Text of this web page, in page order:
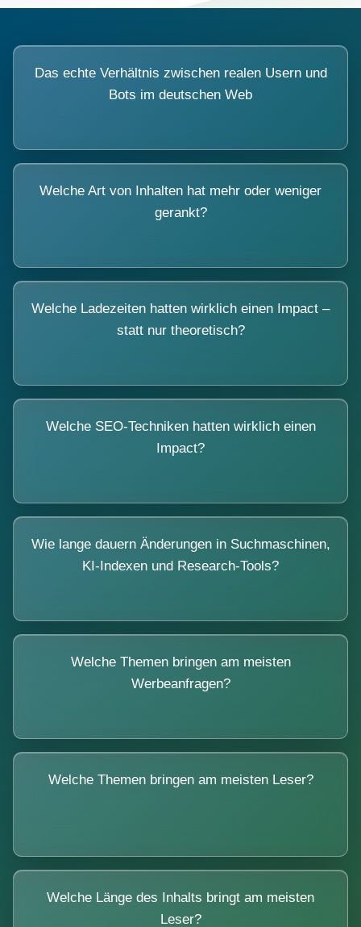
Das echte Verhältnis zwischen realen Usern und
Bots im deutschen Web
Welche Art von Inhalten hat mehr oder weniger
gerankt?
Welche Ladezeiten hatten wirklich einen Impact –
statt nur theoretisch?
Welche SEO-Techniken hatten wirklich einen
Impact?
Wie lange dauern Änderungen in Suchmaschinen,
KI-Indexen und Research-Tools?
Welche Themen bringen am meisten
Werbeanfragen?
Welche Themen bringen am meisten Leser?
Welche Länge des Inhalts bringt am meisten
Leser?